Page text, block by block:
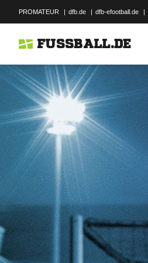
PROMATEUR | dfb.de | dfb-efootball.de |
FUSSBALL.DE